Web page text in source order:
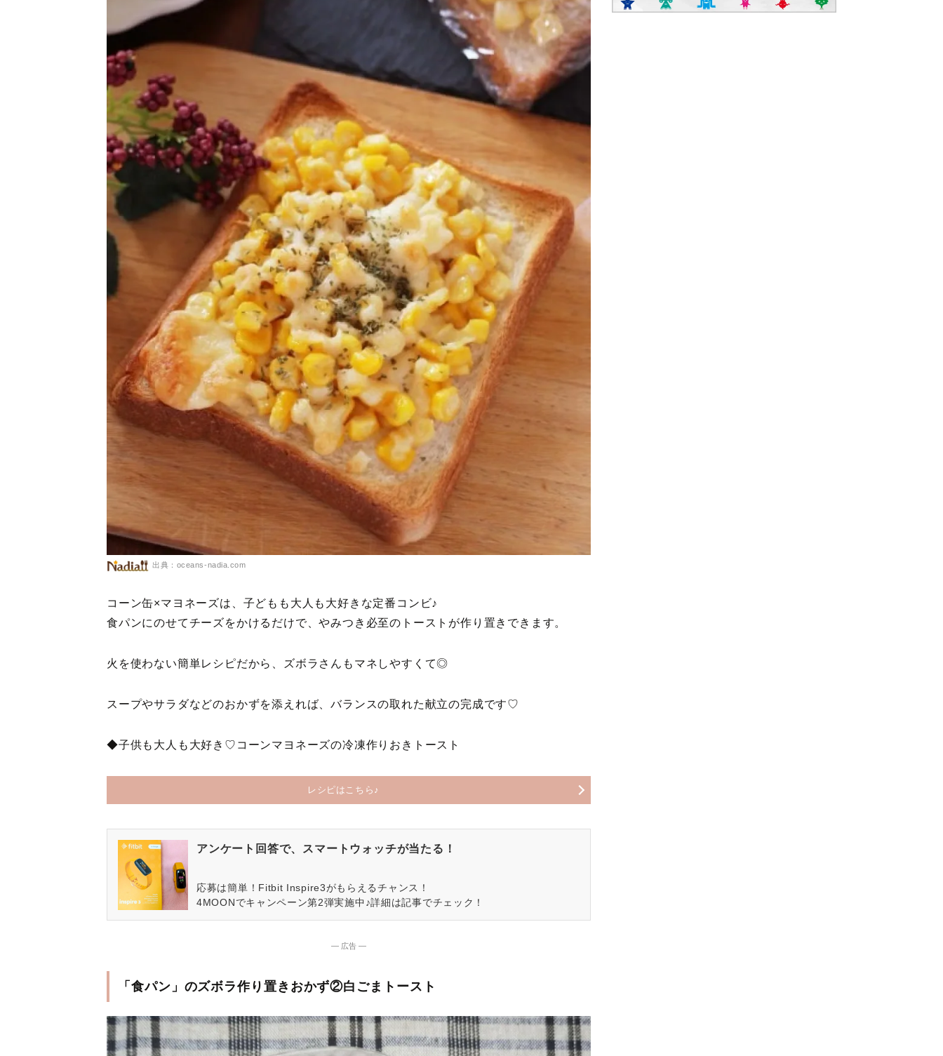
出典：oceans-nadia.com
コーン缶×マヨネーズは、子どもも大人も大好きな定番コンビ♪
食パンにのせてチーズをかけるだけで、やみつき必至のトーストが作り置きできます。
火を使わない簡単レシピだから、ズボラさんもマネしやすくて◎
スープやサラダなどのおかずを添えれば、バランスの取れた献立の完成です♡
◆子供も大人も大好き♡コーンマヨネーズの冷凍作りおきトースト
レシピはこちら♪
アンケート回答で、スマートウォッチが当たる！
応募は簡単！Fitbit Inspire3がもらえるチャンス！
4MOONでキャンペーン第2弾実施中♪詳細は記事でチェック！
― 広告 ―
「食パン」のズボラ作り置きおかず②白ごまトースト